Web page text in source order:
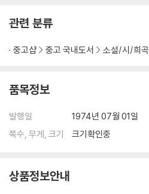
관련 분류
중고샵 중고 국내도서 소설/시/희곡
품목정보
발행일
1974년 07월 01일
쪽수, 무게, 크기
크기확인중
상품정보안내